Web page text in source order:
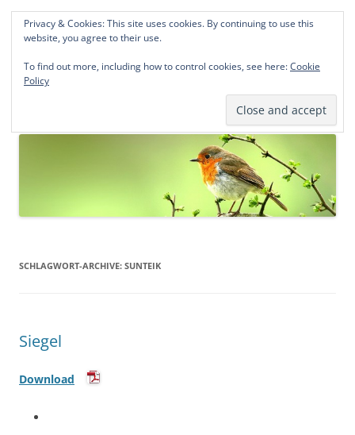
Norddeutsche Genealogien
Michael Kohlhaas und Jens Kirchhoff
springen
SCHLAGWORT-ARCHIVE: SUNTEIK
Siegel
Download
Privacy & Cookies: This site uses cookies. By continuing to use this
website, you agree to their use.
To find out more, including how to control cookies, see here:Cookie
Policy